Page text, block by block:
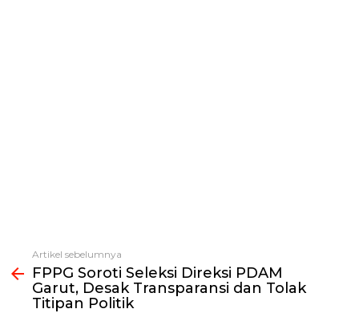
Lihat
selengkapnya
Artikel sebelumnya
FPPG Soroti Seleksi Direksi PDAM
Garut, Desak Transparansi dan Tolak
Titipan Politik